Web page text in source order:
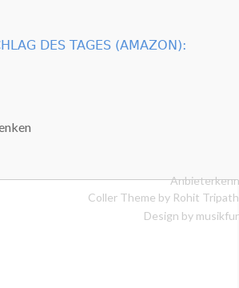
DES TAGES (AMAZON):
Coller Theme by Rohit
Design by